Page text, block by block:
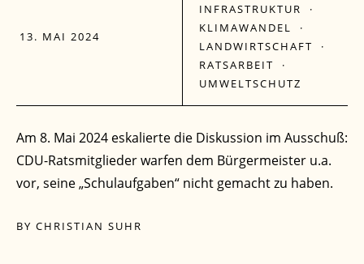
13. MAI 2024
INFRASTRUKTUR ·
KLIMAWANDEL ·
LANDWIRTSCHAFT ·
RATSARBEIT ·
UMWELTSCHUTZ
Am 8. Mai 2024 eskalierte die Diskussion im Ausschuß:
CDU-Ratsmitglieder warfen dem Bürgermeister u.a.
vor, seine „Schulaufgaben“ nicht gemacht zu haben.
BY CHRISTIAN SUHR